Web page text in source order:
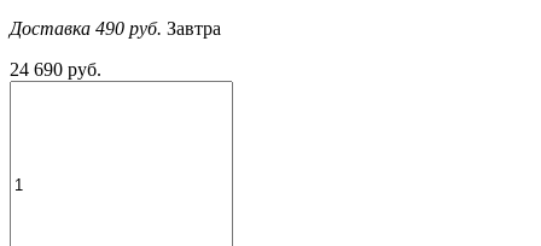
Доставка 490 руб. Завтра
24 690 руб.